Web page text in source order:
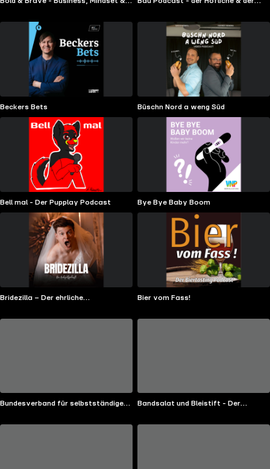
großer Vision
Beckers Bets Büschn Nord a weng Süd
Bell mal - Der Pupplay Podcast Bye Bye Baby Boom
Bridezilla – Der ehrliche
Bier vom Fass!
Bundesverband für selbstständige
Bandsalat und Bleistift - Der